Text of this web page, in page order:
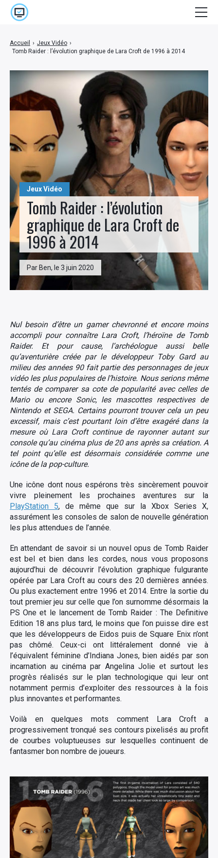
Jeux Vidéo
Tomb Raider : l’évolution
graphique de Lara Croft de
1996 à 2014
Par Ben, le 3 juin 2020
Accueil › Jeux Vidéo ›
Tomb Raider : l’évolution graphique de Lara Croft de 1996 à 2014
Nul besoin d’être un gamer chevronné et encore moins
accompli pour connaître Lara Croft, l’héroïne de Tomb
Raider. Et pour cause, l’archéologue aussi belle
qu’aventurière créée par le développeur Toby Gard au
milieu des années 90 fait partie des personnages de jeux
vidéo les plus populaires de l’histoire. Nous serions même
tentés de comparer sa cote de popularité avec celles de
Mario ou encore Sonic, les mascottes respectives de
Nintendo et SEGA. Certains pourront trouver cela un peu
excessif, mais c’est pourtant loin d’être exagéré dans la
mesure où Lara Croft continue de rayonner autant sur
console qu’au cinéma plus de 20 ans après sa création. A
tel point qu’elle est désormais considérée comme une
icône de la pop-culture.
Une icône dont nous espérons très sincèrement pouvoir
vivre pleinement les prochaines aventures sur la
PlayStation 5, de même que sur la Xbox Series X,
assurément les consoles de salon de nouvelle génération
les plus attendues de l’année.
En attendant de savoir si un nouvel opus de Tomb Raider
est bel et bien dans les cordes, nous vous proposons
aujourd’hui de découvrir l’évolution graphique fulgurante
opérée par Lara Croft au cours des 20 dernières années.
Ou plus exactement entre 1996 et 2014. Entre la sortie du
tout premier jeu sur celle que l’on surnomme désormais la
PS One et le lancement de Tomb Raider : The Definitive
Edition 18 ans plus tard, le moins que l’on puisse dire est
que les développeurs de Eidos puis de Square Enix n’ont
pas chômé. Ceux-ci ont littéralement donné vie à
l’équivalent féminine d’Indiana Jones, bien aidés par son
incarnation au cinéma par Angelina Jolie et surtout les
progrès réalisés sur le plan technologique qui leur ont
notamment permis d’exploiter des ressources à la fois
plus innovantes et performantes.
Voilà en quelques mots comment Lara Croft a
progressivement tronqué ses contours pixelisés au profit
de courbes voluptueuses sur lesquelles continuent de
fantasmer bon nombre de joueurs.
Cinéma
E-marketing
High Tech
Lifestyle
Stuff